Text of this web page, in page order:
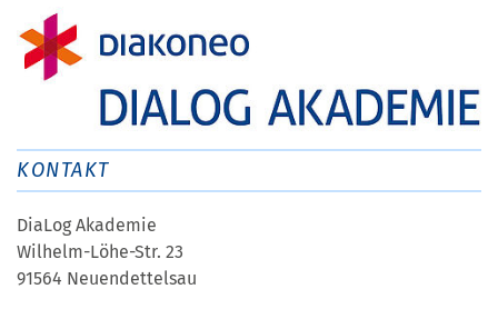
KONTAKT
DiaLog Akademie
Wilhelm-Löhe-Str. 23
91564 Neuendettelsau